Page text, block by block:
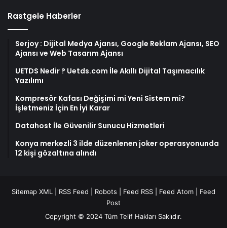
Rastgele Haberler
Serjoy : Dijital Medya Ajansı, Google Reklam Ajansı, SEO
Ajansı ve Web Tasarım Ajansı
UETDS Nedir ? Uetds.com İle Akıllı Dijital Taşımacılık
Yazılımı
Kompresör Kafası Değişimi mi Yeni Sistem mi?
İşletmeniz İçin En İyi Karar
Datahost İle Güvenilir Sunucu Hizmetleri
Konya merkezli 3 ilde düzenlenen joker operasyonunda
12 kişi gözaltına alındı
Sitemap XML RSS Feed Robots Feed RSS Feed Atom
Feed
Post
Copyright © 2024 Tüm Telif Hakları Saklıdır.